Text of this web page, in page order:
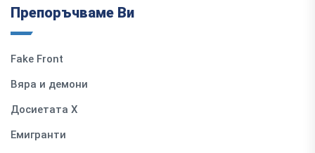
Препоръчваме Ви
Fake Front
Вяра и демони
Досиетата Х
Емигранти